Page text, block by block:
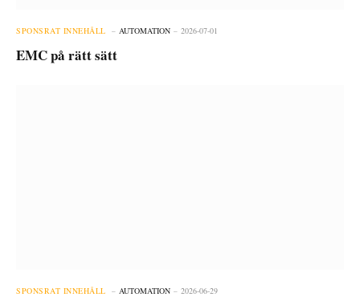
SPONSRAT INNEHÅLL AUTOMATION 2026-07-01
EMC på rätt sätt
SPONSRAT INNEHÅLL AUTOMATION 2026-06-29